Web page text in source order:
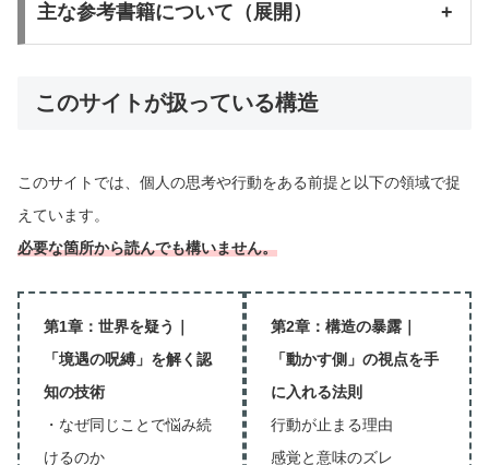
主な参考書籍について（展開） +
このサイトが扱っている構造
このサイトでは、個人の思考や行動をある前提と以下の領域で捉
えています。
必要な箇所から読んでも構いません。
第1章：世界を疑う｜
「境遇の呪縛」を解く認
知の技術
・なぜ同じことで悩み続
けるのか
第2章：構造の暴露｜
「動かす側」の視点を手
に入れる法則
行動が止まる理由
感覚と意味のズレ